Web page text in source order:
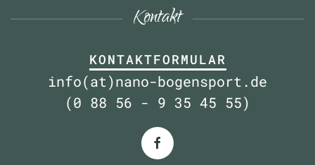
Kontakt
KONTAKTFORMULAR
info(at)nano-bogensport.de
(0 88 56 - 9 35 45 55)